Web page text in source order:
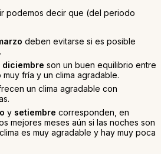
podemos decir que (del periodo
deben evitarse si es posible
diciembre son un buen equilibrio entre
fría y un clima agradable.
un clima agradable con
y setiembre corresponden, en
mejores meses aún si las noches son
es muy agradable y hay muy poca